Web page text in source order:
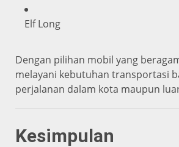
Elf Long
Dengan pilihan mobil yang
melayani kebutuhan transportasi
perjalanan dalam kota maupun
Kesimpulan